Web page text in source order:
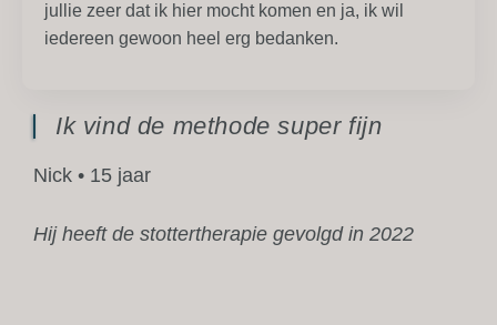
Ik vind de methode super fijn
Nick • 15 jaar
Hij heeft de stottertherapie gevolgd in 2022
jullie zeer dat ik hier mocht komen en ja, ik wil
iedereen gewoon heel erg bedanken.